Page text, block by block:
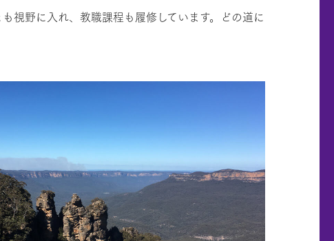
視野に入れ、教職課程も履修しています。どの道に